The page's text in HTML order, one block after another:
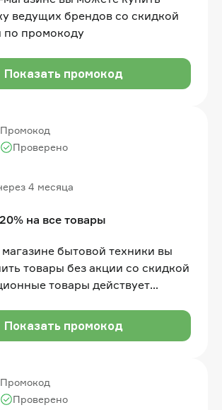
ведущих брендов со скидкой
по промокоду
Показать промокод
Промокод
на все товары
4 месяца
Проверено
бытовой техники вы
товары без акции со скидкой
товары действует
Показать промокод
Промокод
Проверено